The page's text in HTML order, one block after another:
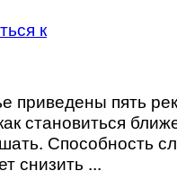
приведены пять
становиться
Способность
снизить ...